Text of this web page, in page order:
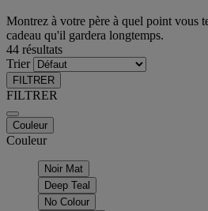
Montrez à votre père à quel point vous
cadeau qu'il gardera longtemps.
44 résultats
Trier
FILTRER
FILTRER
Couleur
Couleur
Noir Mat
Deep Teal
No Colour